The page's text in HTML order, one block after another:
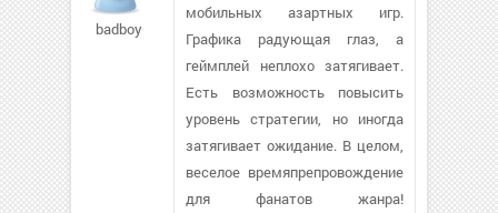
badboy692168
мобильных азартных игр.
Графика радующая глаз, а
геймплей неплохо затягивает.
Есть возможность повысить
уровень стратегии, но иногда
затягивает ожидание. В целом,
веселое времяпрепровождение
для фанатов жанра!